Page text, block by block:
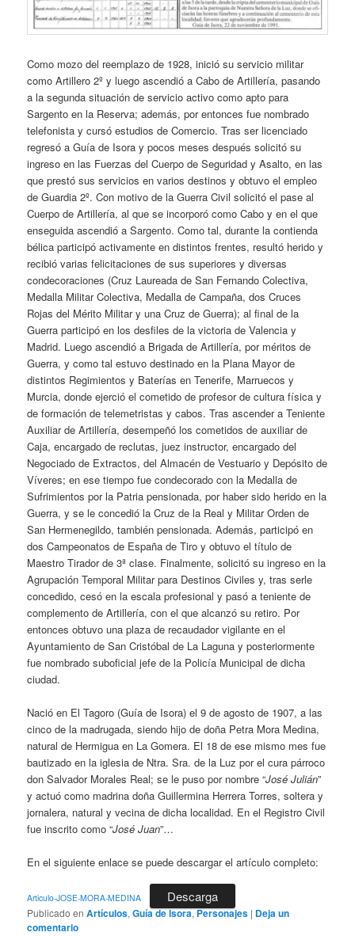
Como mozo del reemplazo de 1928, inició su servicio militar
como Artillero 2º y luego ascendió a Cabo de Artillería, pasando
a la segunda situación de servicio activo como apto para
Sargento en la Reserva; además, por entonces fue nombrado
telefonista y cursó estudios de Comercio. Tras ser licenciado
regresó a Guía de Isora y pocos meses después solicitó su
ingreso en las Fuerzas del Cuerpo de Seguridad y Asalto, en las
que prestó sus servicios en varios destinos y obtuvo el empleo
de Guardia 2º. Con motivo de la Guerra Civil solicitó el pase al
Cuerpo de Artillería, al que se incorporó como Cabo y en el que
enseguida ascendió a Sargento. Como tal, durante la contienda
bélica participó activamente en distintos frentes, resultó herido y
recibió varias felicitaciones de sus superiores y diversas
condecoraciones (Cruz Laureada de San Fernando Colectiva,
Medalla Militar Colectiva, Medalla de Campaña, dos Cruces
Rojas del Mérito Militar y una Cruz de Guerra); al final de la
Guerra participó en los desfiles de la victoria de Valencia y
Madrid. Luego ascendió a Brigada de Artillería, por méritos de
Guerra, y como tal estuvo destinado en la Plana Mayor de
distintos Regimientos y Baterías en Tenerife, Marruecos y
Murcia, donde ejerció el cometido de profesor de cultura física y
de formación de telemetristas y cabos. Tras ascender a Teniente
Auxiliar de Artillería, desempeñó los cometidos de auxiliar de
Caja, encargado de reclutas, juez instructor, encargado del
Negociado de Extractos, del Almacén de Vestuario y Depósito de
Víveres; en ese tiempo fue condecorado con la Medalla de
Sufrimientos por la Patria pensionada, por haber sido herido en la
Guerra, y se le concedió la Cruz de la Real y Militar Orden de
San Hermenegildo, también pensionada. Además, participó en
dos Campeonatos de España de Tiro y obtuvo el título de
Maestro Tirador de 3ª clase. Finalmente, solicitó su ingreso en la
Agrupación Temporal Militar para Destinos Civiles y, tras serle
concedido, cesó en la escala profesional y pasó a teniente de
complemento de Artillería, con el que alcanzó su retiro. Por
entonces obtuvo una plaza de recaudador vigilante en el
Ayuntamiento de San Cristóbal de La Laguna y posteriormente
fue nombrado suboficial jefe de la Policía Municipal de dicha
ciudad.
Nació en El Tagoro (Guía de Isora) el 9 de agosto de 1907, a las
cinco de la madrugada, siendo hijo de doña Petra Mora Medina,
natural de Hermigua en La Gomera. El 18 de ese mismo mes fue
bautizado en la iglesia de Ntra. Sra. de la Luz por el cura párroco
don Salvador Morales Real; se le puso por nombre “José Julián”
y actuó como madrina doña Guillermina Herrera Torres, soltera y
jornalera, natural y vecina de dicha localidad. En el Registro Civil
fue inscrito como “José Juan”…
En el siguiente enlace se puede descargar el artículo completo:
Articulo-JOSE-MORA-MEDINA Descarga
Publicado en Artículos,Guía de Isora,Personajes | Deja un
comentario